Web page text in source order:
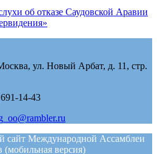
об отказе Саудовской Аравии
ул. Новый Арбат, д. 11, стр.
14-43
сайт Международной Ассамблеи
версия)